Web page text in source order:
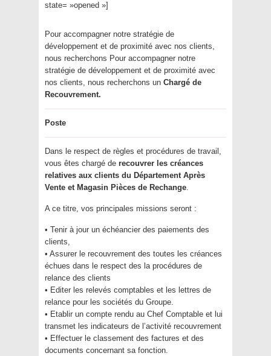
state= »opened »]
Pour accompagner notre stratégie de
développement et de proximité avec nos clients,
nous recherchons Pour accompagner notre
stratégie de développement et de proximité avec
nos clients, nous recherchons un Chargé de
Recouvrement.
Poste
Dans le respect de règles et procédures de travail,
vous êtes chargé de recouvrer les créances
relatives aux clients du Département Après
Vente et Magasin Pièces de Rechange.
A ce titre, vos principales missions seront :
• Tenir à jour un échéancier des paiements des
clients,
• Assurer le recouvrement des toutes les créances
échues dans le respect des la procédures de
relance des clients
• Editer les relevés comptables et les lettres de
relance pour les sociétés du Groupe.
• Etablir un compte rendu au Chef Comptable et lui
transmet les indicateurs de l’activité recouvrement
• Effectuer le classement des factures et des
documents concernant sa fonction.